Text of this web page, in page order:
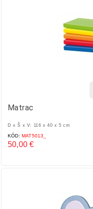
Matrac
D x Š x V: 116 x 40 x 5 cm
KÓD: MAT5013_
50,00 €